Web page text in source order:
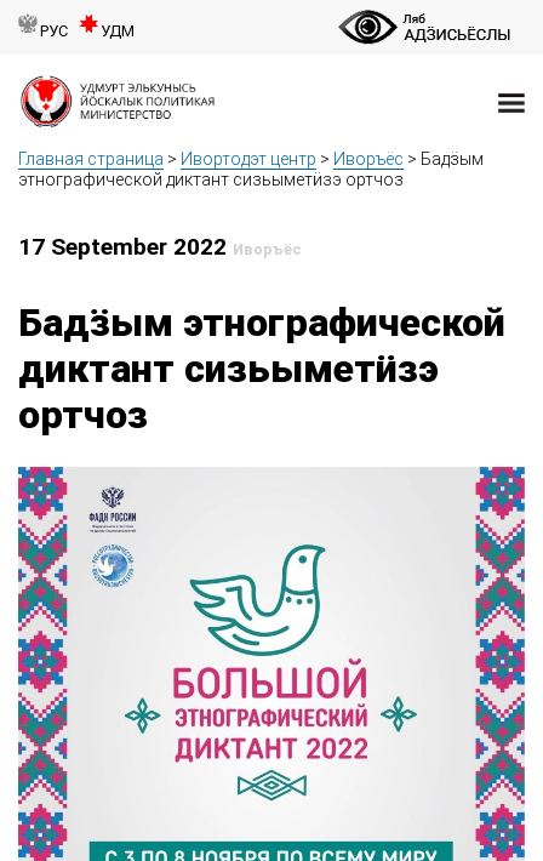
РУС УДМ
Главная страница > Ивортодэт центр > Иворъёс > Бадӟым
этнографической диктант сизьыметӥзэ ортчоз
17 September 2022 Иворъёс
Бадӟым этнографической
диктант сизьыметӥзэ
ортчоз